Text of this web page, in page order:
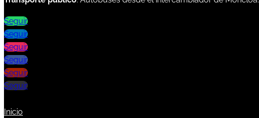
Seguir
Seguir
Seguir
Seguir
Seguir
Seguir
Inicio